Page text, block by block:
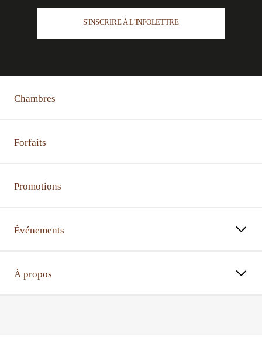
S'INSCRIRE À L'INFOLETTRE
Chambres
Forfaits
Promotions
Événements
À propos